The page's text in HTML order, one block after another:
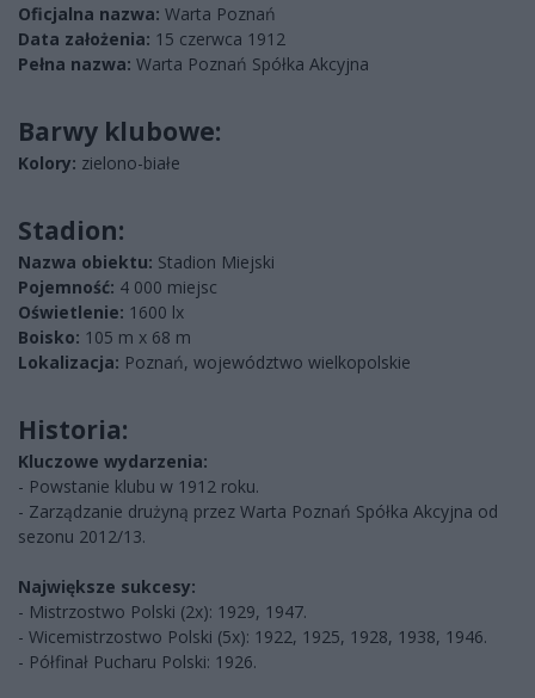
Oficjalna nazwa: Warta Poznań
Data założenia: 15 czerwca 1912
Pełna nazwa: Warta Poznań Spółka Akcyjna
Barwy klubowe:
Kolory: zielono-białe
Stadion:
Nazwa obiektu: Stadion Miejski
Pojemność: 4 000 miejsc
Oświetlenie: 1600 lx
Boisko: 105 m x 68 m
Lokalizacja: Poznań, województwo wielkopolskie
Historia:
Kluczowe wydarzenia:
- Powstanie klubu w 1912 roku.
- Zarządzanie drużyną przez Warta Poznań Spółka Akcyjna od
sezonu 2012/13.
Największe sukcesy:
- Mistrzostwo Polski (2x): 1929, 1947.
- Wicemistrzostwo Polski (5x): 1922, 1925, 1928, 1938, 1946.
- Półfinał Pucharu Polski: 1926.